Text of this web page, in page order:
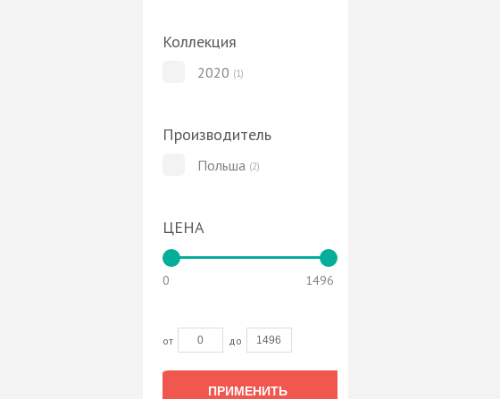
Коллекция
2020 (1)
Производитель
Польша (2)
ЦЕНА
0 1496
от до
ПРИМЕНИТЬ